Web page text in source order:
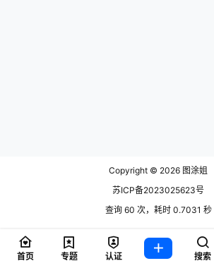
Copyright © 2026 图涂姐
苏ICP备2023025623号
查询 60 次，耗时 0.7031 秒
首页 专题 认证 搜索